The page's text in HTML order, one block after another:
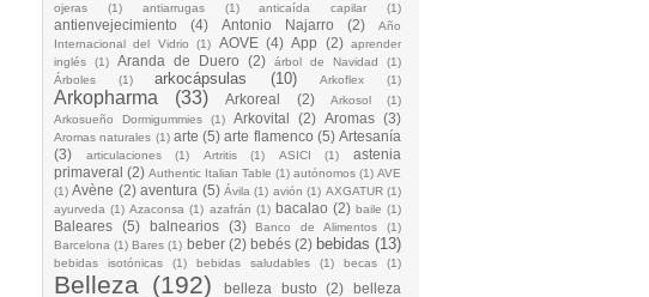
ojeras
(1) antiarrugas (1) anticaída capilar (1)
antienvejecimiento (4) Antonio Najarro (2)
Año
Internacional del Vidrio
(1) AOVE (4) App (2) aprender
inglés
(1) Aranda de Duero (2) árbol de Navidad
(1)
Árboles
(1) arkocápsulas (10) Arkoflex (1)
Arkopharma (33) Arkoreal (2) Arkosol
(1)
Arkosueño Dormigummies
(1) Arkovital (2) Aromas (3)
Aromas naturales (1) arte (5) arte flamenco (5) Artesanía
(3)
articulaciones (1) Artritis (1) ASICI (1)
astenia
primaveral (2) Authentic Italian Table (1) autónomos (1) AVE
(1) Avène (2) aventura (5) Ávila (1) avión (1) AXGATUR (1)
ayurveda (1) Azaconsa (1) azafrán (1) bacalao (2) baile (1)
Baleares (5) balnearios (3) Banco de Alimentos
(1)
Barcelona (1) Bares (1) beber (2) bebés (2) bebidas (13)
bebidas isotónicas (1) bebidas saludables (1) becas (1)
Belleza (192) belleza busto (2)
belleza